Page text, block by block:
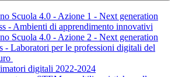
Scuola 4.0 - Azione 1 - Next generation
- Ambienti di apprendimento innovativi
Scuola 4.0 - Azione 2 - Next generation
- Laboratori per le professioni digitali del
digitali 2022-2024